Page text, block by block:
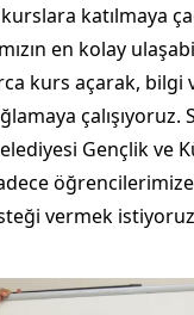
katılmaya
en kolay
kurs açarak, bilgi
çalışıyoruz.
Gençlik ve
vermek